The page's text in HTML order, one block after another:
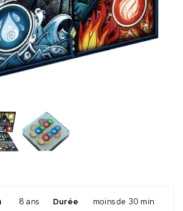
8 ans Durée moins de 30 min